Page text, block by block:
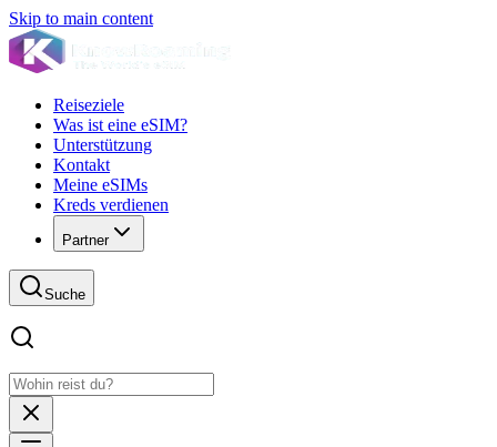
Skip to main content
Reiseziele
Was ist eine eSIM?
Unterstützung
Kontakt
Meine eSIMs
Kreds verdienen
Partner
Suche